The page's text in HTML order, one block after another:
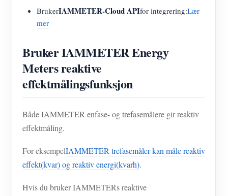
BrukerIAMMETER-Cloud APIfor integrering:Lær
mer
Bruker IAMMETER Energy
Meters reaktive
effektmålingsfunksjon
Både IAMMETER enfase- og trefasemålere gir reaktiv
effektmåling.
For eksempelIAMMETER trefasemåler kan måle reaktiv
effekt(kvar) og reaktiv energi(kvarh).
Hvis du bruker IAMMETERs reaktive